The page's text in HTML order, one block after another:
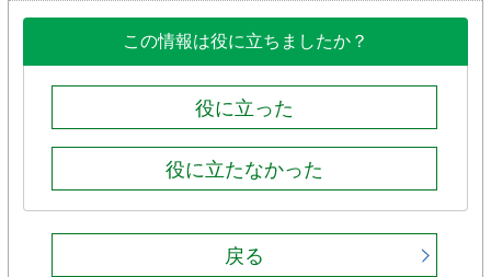
この情報は役に立ちましたか？
役に立った
役に立たなかった
戻る